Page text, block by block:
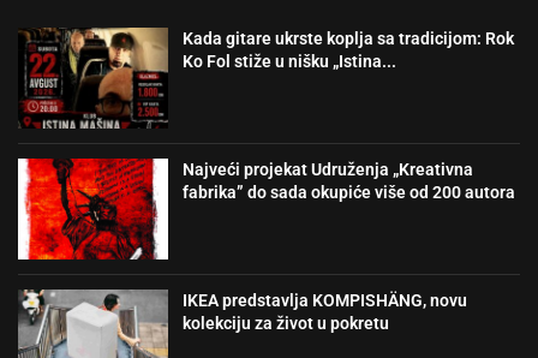
Kada gitare ukrste koplja sa tradicijom: Rok
Ko Fol stiže u nišku „Istina...
Najveći projekat Udruženja „Kreativna
fabrika” do sada okupiće više od 200 autora
IKEA predstavlja KOMPISHÄNG, novu
kolekciju za život u pokretu